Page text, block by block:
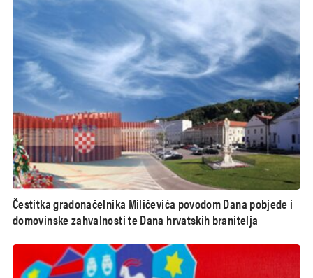
Čestitka gradonačelnika Miličevića povodom Dana pobjede i
domovinske zahvalnosti te Dana hrvatskih branitelja